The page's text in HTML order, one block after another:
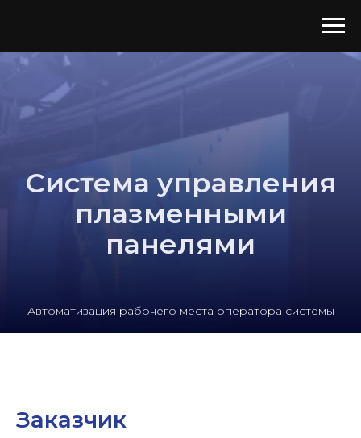
Система управления
плазменными
панелями
Автоматизация рабочего места оператора системы
Заказчик